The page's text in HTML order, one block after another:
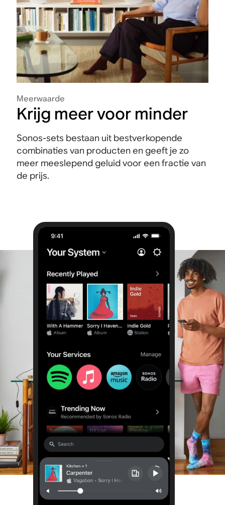
Meerwaarde
Krijg meer voor minder
Sonos-sets bestaan uit bestverkopende
combinaties van producten en geeft je zo
meer meeslepend geluid voor een fractie van
de prijs.